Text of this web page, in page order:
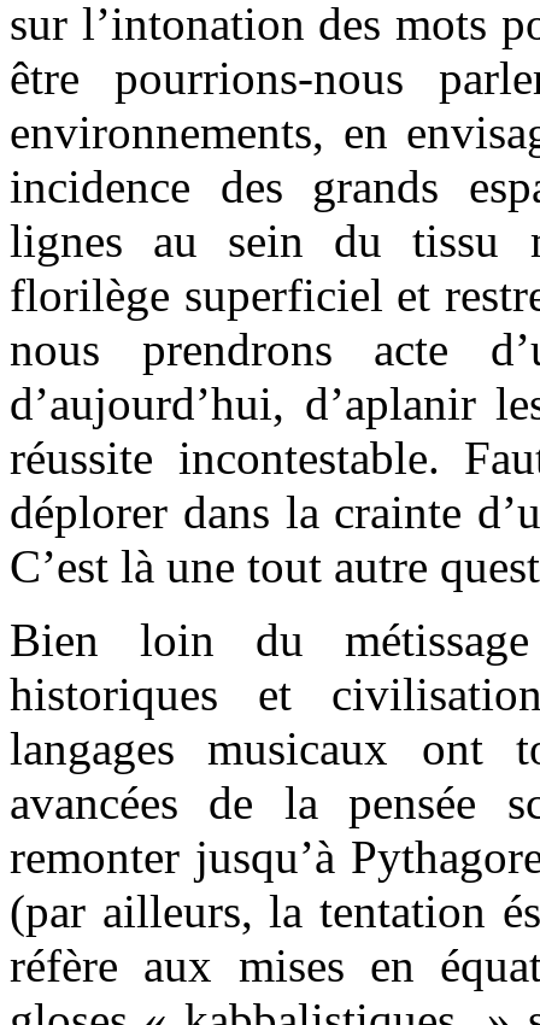
sur l’intonation des mots
être pourrions-nous
environnements, en
incidence des grands
lignes au sein du tissu
florilège superficiel et
nous prendrons acte
d’aujourd’hui, d’aplanir
réussite incontestable.
déplorer dans la crainte
C’est là une tout autre
Bien loin du
historiques et
langages musicaux ont
avancées de la pensée
remonter jusqu’à
(par ailleurs, la tentation
réfère aux mises en